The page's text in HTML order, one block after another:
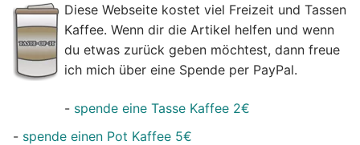
Diese Webseite kostet viel Freizeit und Tassen
Kaffee. Wenn dir die Artikel helfen und wenn
du etwas zurück geben möchtest, dann freue
ich mich über eine Spende per PayPal.
- spende eine Tasse Kaffee 2€
- spende einen Pot Kaffee 5€